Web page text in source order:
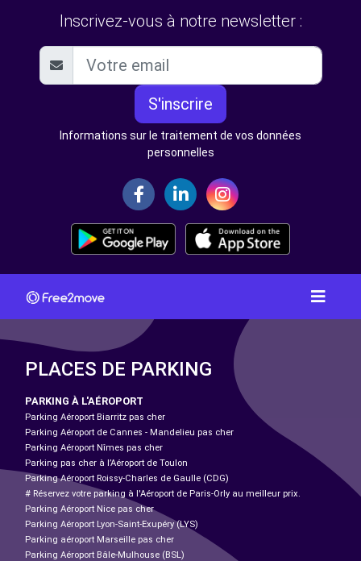
Inscrivez-vous à notre newsletter :
S'inscrire
Informations sur le traitement de vos données
personnelles
PLACES DE PARKING
PARKING À L'AÉROPORT
Parking Aéroport Biarritz pas cher
Parking Aéroport de Cannes - Mandelieu pas cher
Parking Aéroport Nîmes pas cher
Parking pas cher à l’Aéroport de Toulon
Parking Aéroport Roissy-Charles de Gaulle (CDG)
# Réservez votre parking à l'Aéroport de Paris-Orly au meilleur prix.
Parking Aéroport Nice pas cher
Parking Aéroport Lyon-Saint-Exupéry (LYS)
Parking aéroport Marseille pas cher
Parking Aéroport Bâle-Mulhouse (BSL)